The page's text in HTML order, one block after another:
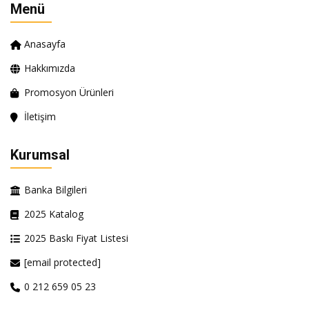
Menü
Anasayfa
Hakkımızda
Promosyon Ürünleri
İletişim
Kurumsal
Banka Bilgileri
2025 Katalog
2025 Baskı Fiyat Listesi
[email protected]
0 212 659 05 23